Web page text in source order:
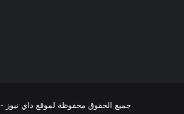
جميع الحقوق محفوظة لموقع داي نيوز - Day News 2026